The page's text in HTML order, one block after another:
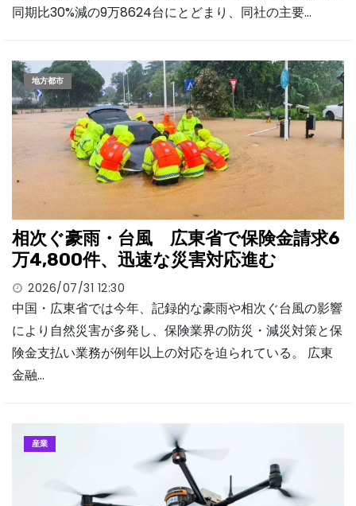
同期比30%減の9万8624台にとどまり、同社の主要…
地方都市
相次ぐ豪雨・台風 広東省で保険金請求6
万4,800件、迅速な災害対応進む
2026/07/31 12:30
中国・広東省では今年、記録的な豪雨や相次ぐ台風の影響
により自然災害が多発し、保険業界の防災・減災対策と保
険金支払い業務が例年以上の対応を迫られている。 広東
金融…
産業